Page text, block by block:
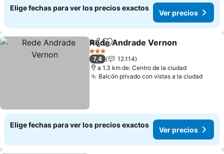
Elige fechas para ver los precios exactos
Ver precios
CompartirAgregar a favoritos
Rede Andrade Vernon
3 Estrellas
7,4
12.114
a 1.3 km de: Centro de la ciudad
Balcón privado con vistas a la ciudad
Elige fechas para ver los precios exactos
Ver precios